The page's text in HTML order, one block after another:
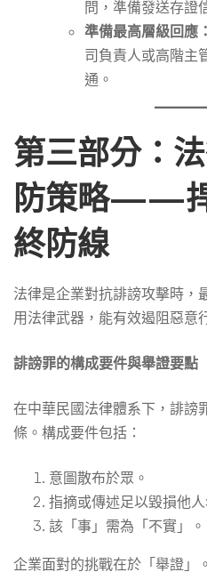
問，準備發送存證
準備最高層級回應：
司負責人或高階主
通。
第三部分：
防策略——
終防線
法律是企業對抗誹謗攻擊時，
用法律武器，能有效遏阻惡意
誹謗罪的構成要件與舉證要點
在中華民國法律體系下，誹謗
條。構成要件包括：
意圖散布於眾。
指摘或傳述足以毀損他
該「事」需為「不實」。
企業面對的挑戰在於「舉證」